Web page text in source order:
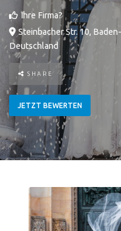
Ihre Firma?
Steinbacher Str. 10,
Deutschland
SHARE
JETZT BEWERTEN